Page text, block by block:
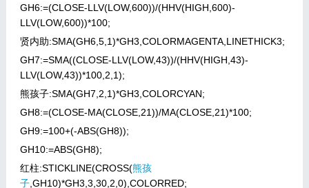
GH6:=(CLOSE-LLV(LOW,600))/(HHV(HIGH,600)-
LLV(LOW,600))*100;
贤内助:SMA(GH6,5,1)*GH3,COLORMAGENTA,LINETHICK3;
GH7:=SMA((CLOSE-LLV(LOW,43))/(HHV(HIGH,43)-
LLV(LOW,43))*100,2,1);
熊孩子:SMA(GH7,2,1)*GH3,COLORCYAN;
GH8:=(CLOSE-MA(CLOSE,21))/MA(CLOSE,21)*100;
GH9:=100+(-ABS(GH8));
GH10:=ABS(GH8);
红柱:STICKLINE(CROSS(熊孩
子,GH10)*GH3,3,30,2,0),COLORRED;